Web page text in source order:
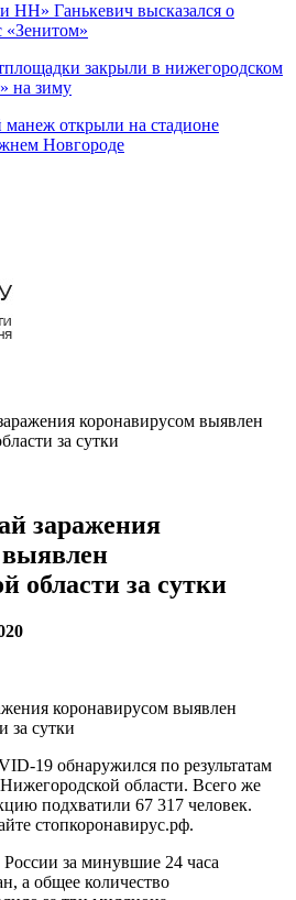
НН» Ганькевич высказался о
«Зенитом»
закрыли в нижегородском
на зиму
манеж открыли на стадионе
Новгороде
коронавирусом выявлен
за сутки
заражения
области за сутки
19 обнаружился по результатам
области. Всего же
подхватили 67 317 человек.
стопкоронавирус.рф.
за минувшие 24 часа
а общее количество